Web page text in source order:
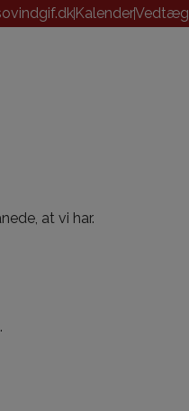
Kalender
at vi har.